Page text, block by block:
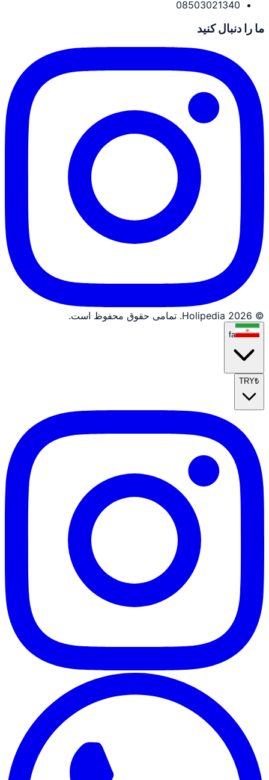
08503021340
ما را دنبال کنید
© 2026 Holipedia. تمامی حقوق محفوظ است.
fa
₺
TRY